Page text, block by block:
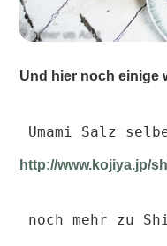
Und hier noch einige
Umami Salz
http://www.kojiya.jp/
noch mehr zu